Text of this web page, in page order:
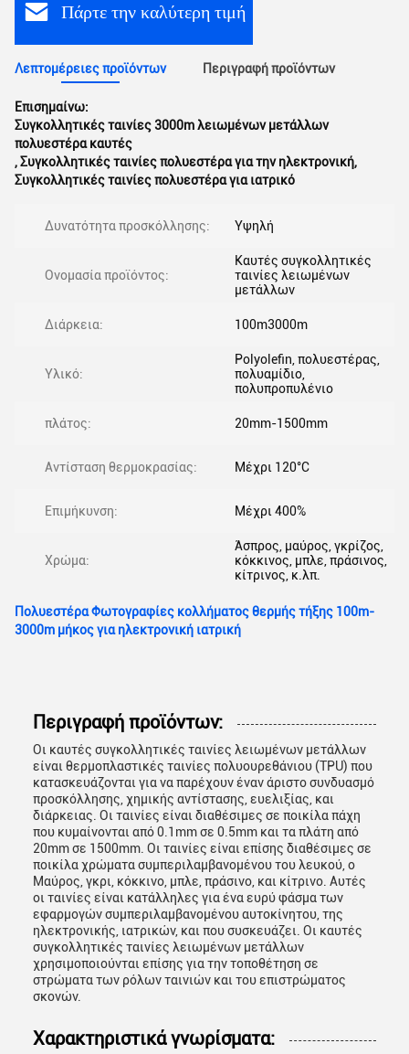
Πάρτε την καλύτερη τιμή
Λεπτομέρειες προϊόντων Περιγραφή προϊόντων
Επισημαίνω:
Συγκολλητικές ταινίες 3000m λειωμένων μετάλλων
πολυεστέρα καυτές
,Συγκολλητικές ταινίες πολυεστέρα για την ηλεκτρονική,
Συγκολλητικές ταινίες πολυεστέρα για ιατρικό
Δυνατότητα προσκόλλησης: Υψηλή
Ονομασία προϊόντος:
Καυτές συγκολλητικές
ταινίες λειωμένων
μετάλλων
Διάρκεια: 100m3000m
Υλικό:
Polyolefin, πολυεστέρας,
πολυαμίδιο,
πολυπροπυλένιο
πλάτος: 20mm-1500mm
Αντίσταση θερμοκρασίας: Μέχρι 120°C
Επιμήκυνση: Μέχρι 400%
Χρώμα:
Άσπρος, μαύρος, γκρίζος,
κόκκινος, μπλε, πράσινος,
κίτρινος, κ.λπ.
Πολυεστέρα Φωτογραφίες κολλήματος θερμής τήξης 100m-
3000m μήκος για ηλεκτρονική ιατρική
Περιγραφή προϊόντων:
Οι καυτές συγκολλητικές ταινίες λειωμένων μετάλλων
είναι θερμοπλαστικές ταινίες πολυουρεθάνιου (TPU) που
κατασκευάζονται για να παρέχουν έναν άριστο συνδυασμό
προσκόλλησης, χημικής αντίστασης, ευελιξίας, και
διάρκειας. Οι ταινίες είναι διαθέσιμες σε ποικίλα πάχη
που κυμαίνονται από 0.1mm σε 0.5mm και τα πλάτη από
20mm σε 1500mm. Οι ταινίες είναι επίσης διαθέσιμες σε
ποικίλα χρώματα συμπεριλαμβανομένου του λευκού, ο
Μαύρος, γκρι, κόκκινο, μπλε, πράσινο, και κίτρινο. Αυτές
οι ταινίες είναι κατάλληλες για ένα ευρύ φάσμα των
εφαρμογών συμπεριλαμβανομένου αυτοκίνητου, της
ηλεκτρονικής, ιατρικών, και που συσκευάζει. Οι καυτές
συγκολλητικές ταινίες λειωμένων μετάλλων
χρησιμοποιούνται επίσης για την τοποθέτηση σε
στρώματα των ρόλων ταινιών και του επιστρώματος
σκονών.
Χαρακτηριστικά γνωρίσματα: